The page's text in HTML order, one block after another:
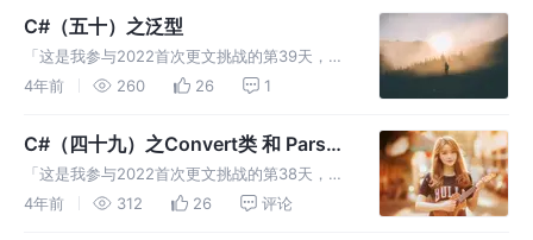
中使用有约束指定的基类成员。 2：确保只能使
用支持指定基类或派
C#（五十）之泛型
「这是我参与2022首次更文挑战的第39天，活
动详情查看：2022首次更文挑战」 C#的缺点：
么数据都往集合里放，不利于编译时对代码安全
性的检测 3：显示
4年前 260 26 1
C#（四十九）之Convert类 和 Parse
方法的区别
「这是我参与2022首次更文挑战的第38天，活
动详情查看：2022首次更文挑战」 Convert数
4年前 312 26 评论